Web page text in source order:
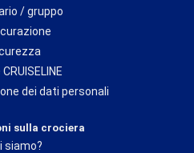
/ gruppo
dei dati personali
sulla crociera
siamo?